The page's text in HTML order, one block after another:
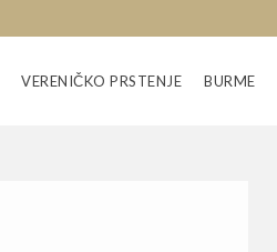
VERENIČKO PRSTENJE BURME